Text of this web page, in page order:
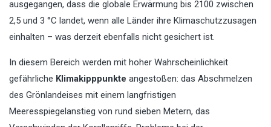
ausgegangen, dass die globale Erwärmung bis 2100 zwischen
2,5 und 3 °C landet, wenn alle Länder ihre Klimaschutzzusagen
einhalten – was derzeit ebenfalls nicht gesichert ist.
In diesem Bereich werden mit hoher Wahrscheinlichkeit
gefährliche Klimakipppunkte angestoßen: das Abschmelzen
des Grönlandeises mit einem langfristigen
Meeresspiegelanstieg von rund sieben Metern, das